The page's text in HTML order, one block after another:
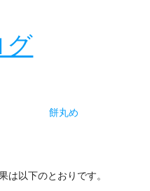
グ
餅丸め
は以下のとおりです。